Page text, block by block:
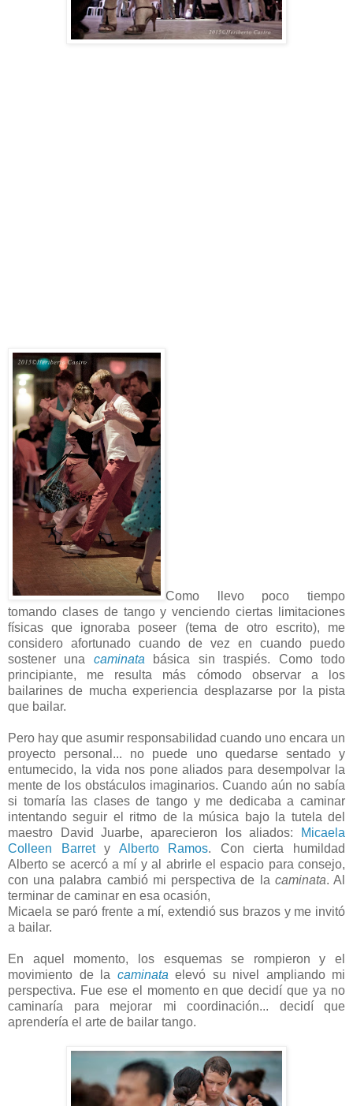
Como llevo poco tiempo
tomando clases de tango y venciendo ciertas limitaciones
físicas que ignoraba poseer (tema de otro escrito), me
considero afortunado cuando de vez en cuando puedo
sostener una caminata básica sin traspiés. Como todo
principiante, me resulta más cómodo observar a los
bailarines de mucha experiencia desplazarse por la pista
que bailar.
Pero hay que asumir responsabilidad cuando uno encara un
proyecto personal... no puede uno quedarse sentado y
entumecido, la vida nos pone aliados para desempolvar la
mente de los obstáculos imaginarios. Cuando aún no sabía
si tomaría las clases de tango y me dedicaba a caminar
intentando seguir el ritmo de la música bajo la tutela del
maestro David Juarbe, aparecieron los aliados:
Micaela
Colleen Barrety Alberto Ramos. Con cierta humildad
Alberto se acercó a mí y al abrirle el espacio para consejo,
con una palabra cambió mi perspectiva de la caminata. Al
terminar de caminar en esa ocasión,
Micaela se paró frente a mí, extendió sus brazos y me invitó
a bailar.
En aquel momento, los esquemas se rompieron y el
movimiento de la caminata elevó su nivel ampliando mi
perspectiva. Fue ese el momento en que decidí que ya no
caminaría para mejorar mi coordinación... decidí que
aprendería el arte de bailar tango.